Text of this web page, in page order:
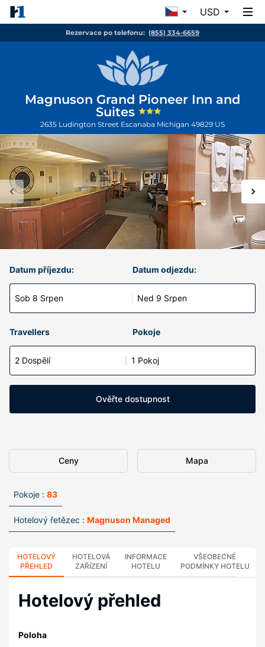
USD
Rezervace po telefonu: (855) 334-6659
Magnuson Grand Pioneer Inn and
Suites
2635 Ludington Street Escanaba Michigan 49829 US
Datum příjezdu:
Sob 8 Srpen
Datum odjezdu:
Ned 9 Srpen
Travellers Pokoje
2 Dospělí 1 Pokoj
Ověřte dostupnost
Ceny Mapa
Pokoje : 83
Hotelový řetězec : Magnuson Managed
HOTELOVÝ
PŘEHLED
HOTELOVÁ
ZAŘÍZENÍ
INFORMACE
HOTELU
VŠEOBECNÉ
PODMÍNKY HOTELU
Hotelový přehled
Poloha